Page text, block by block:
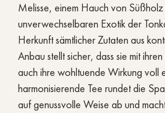
Melisse, einem Hauch von
unverwechselbaren Exotik der
Herkunft sämtlicher Zutaten aus
Anbau stellt sicher, dass sie mit
auch ihre wohltuende Wirkung voll
harmonisierende Tee rundet die
auf genussvolle Weise ab und